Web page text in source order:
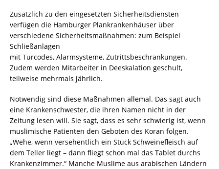
Zusätzlich zu den eingesetzten Sicherheitsdiensten
verfügen die Hamburger Plankrankenhäuser über
verschiedene Sicherheitsmaßnahmen: zum Beispiel
Schließanlagen
mit Türcodes, Alarmsysteme, Zutrittsbeschränkungen.
Zudem werden Mitarbeiter in Deeskalation geschult,
teilweise mehrmals jährlich.
Notwendig sind diese Maßnahmen allemal. Das sagt auch
eine Krankenschwester, die ihren Namen nicht in der
Zeitung lesen will. Sie sagt, dass es sehr schwierig ist, wenn
muslimische Patienten den Geboten des Koran folgen.
„Wehe, wenn versehentlich ein Stück Schweinefleisch auf
dem Teller liegt – dann fliegt schon mal das Tablet durchs
Krankenzimmer.“ Manche Muslime aus arabischen Ländern